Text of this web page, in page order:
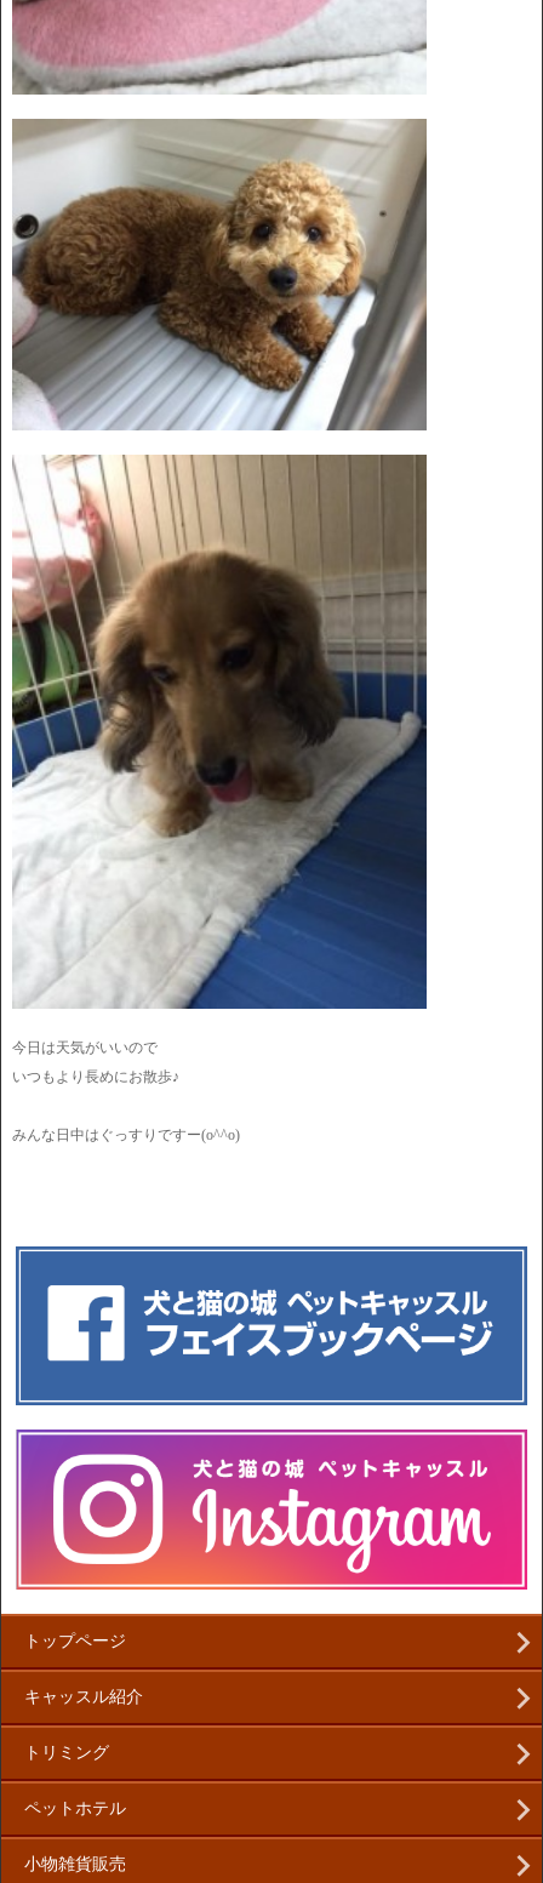
今日は天気がいいので
いつもより長めにお散歩♪
みんな日中はぐっすりですー(o^^o)
トップページ
キャッスル紹介
トリミング
ペットホテル
小物雑貨販売